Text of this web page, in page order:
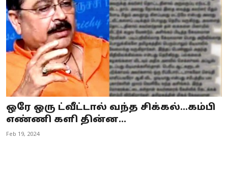
ஒரே ஒரு ட்வீட்டால் வந்த சிக்கல்...கம்பி
எண்ணி களி தின்ன...
Feb 19, 2024